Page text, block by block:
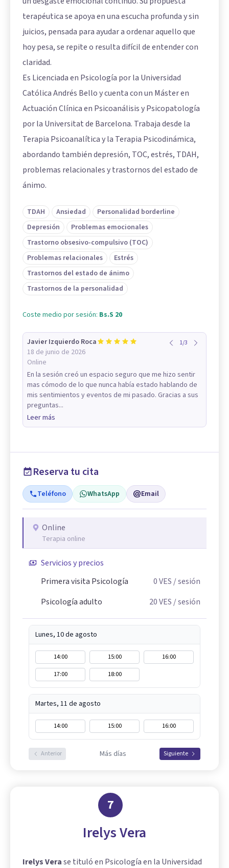
terapéutica se apoya en una escucha profunda y sin
juicios, pensada para ayudar a ordenar aquello que
hoy pesa, se repite o resulta difícil de entender con
claridad.
Es Licenciada en Psicología por la Universidad
Católica Andrés Bello y cuenta con un Máster en
Actuación Clínica en Psicoanálisis y Psicopatología
por la Universitat de Barcelona. Trabaja desde la
Terapia Psicoanalítica y la Terapia Psicodinámica,
abordando también depresión, TOC, estrés, TDAH,
problemas relacionales y trastornos del estado de
ánimo.
TDAH Ansiedad
Personalidad borderline
Depresión
Problemas emocionales
Trastorno obsesivo-compulsivo (TOC)
Problemas relacionales
Estrés
Trastornos del estado de ánimo
Trastornos de la personalidad
Coste medio por sesión: Bs.S 20
Javier Izquierdo Roca
18 de junio de 2026
Online
1/3
En la sesión creó un espacio seguro que me hizo sentir
mas cómodo de lo que nunca había estado hablando de
mis sentimientos y eventos de mi pasado. Gracias a sus
preguntas...
Leer más
Reserva tu cita
Teléfono WhatsApp Email
Online
Terapia online
Servicios y precios
Primera visita Psicología
0VES / sesión
Psicología adulto
20VES / sesión
Lunes, 10 de agosto
14:00 15:00
16:00
17:00
18:00
Martes, 11 de agosto
14:00 15:00 16:00
Anterior Más días Siguiente
7
Irelys Vera
Irelys Verase tituló en Psicología en la Universidad